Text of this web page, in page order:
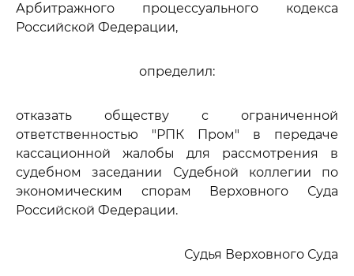
Арбитражного процессуального кодекса
Российской Федерации,
определил:
отказать обществу с ограниченной
ответственностью "РПК Пром" в передаче
кассационной жалобы для рассмотрения в
судебном заседании Судебной коллегии по
экономическим спорам Верховного Суда
Российской Федерации.
Судья Верховного Суда